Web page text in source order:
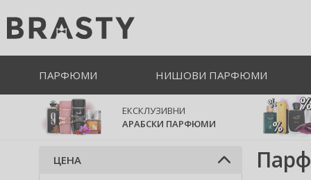
ПАРФЮМИ НИШОВИ ПАРФЮМИ
ЕКСКЛУЗИВНИ
АРАБСКИ ПАРФЮМИ
ЦЕНА